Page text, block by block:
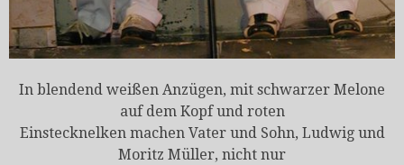
In blendend weißen Anzügen, mit schwarzer Melone
auf dem Kopf und roten
Einstecknelken machen Vater und Sohn, Ludwig und
Moritz Müller, nicht nur